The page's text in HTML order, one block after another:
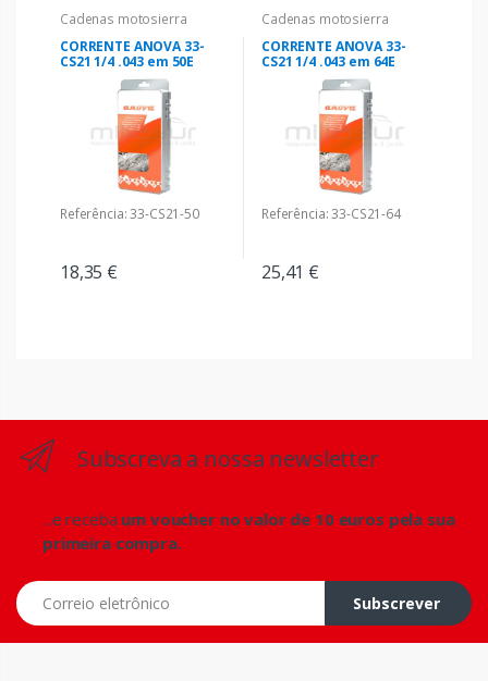
Cadenas motosierra
CORRENTE ANOVA 33-
CS21 1/4 .043 em 50E
Referência: 33-CS21-50
18,35 €
Cadenas motosierra
CORRENTE ANOVA 33-
CS21 1/4 .043 em 64E
Referência: 33-CS21-64
25,41 €
Subscreva a nossa newsletter
...e receba um voucher no valor de 10 euros pela sua
primeira compra.
Correio eletrônico
Subscrever